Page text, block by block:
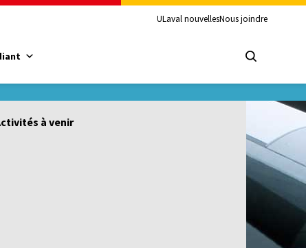
ULaval nouvellesNous joindre
à venir